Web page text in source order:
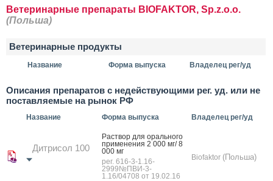
Ветеринарные препараты BIOFAKTOR, Sp.z.o.o.
(Польша)
Ветеринарные продукты
Название Форма выпуска Владелец рег/уд
Описания препаратов с недействующими рег. уд. или не
поставляемые на рынок РФ
Название Форма выпуска Владелец рег/уд
Дитрисол 100
Рас­твор для ораль­но­го
при­мене­ния 2 000 мг/ 8
000 мг
рег. 616-3-1.16-
2999№ПВИ-3-
1.16/04708 от 19.02.16
Biofaktor (Польша)